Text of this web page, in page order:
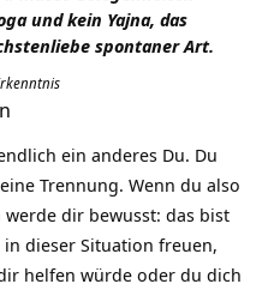
und kein Yajna, das
spontaner Art.
ein anderes Du. Du
Trennung. Wenn du also
dir bewusst: das bist
dieser Situation freuen,
helfen würde oder du dich